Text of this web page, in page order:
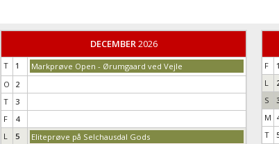
DECEMBER2026
T 1
Markprøve Open - Ørumgaard ved Vejle
O
2
T
3
F
4
L
5
Eliteprøve på Selchausdal Gods
F
1
L
S
M
T